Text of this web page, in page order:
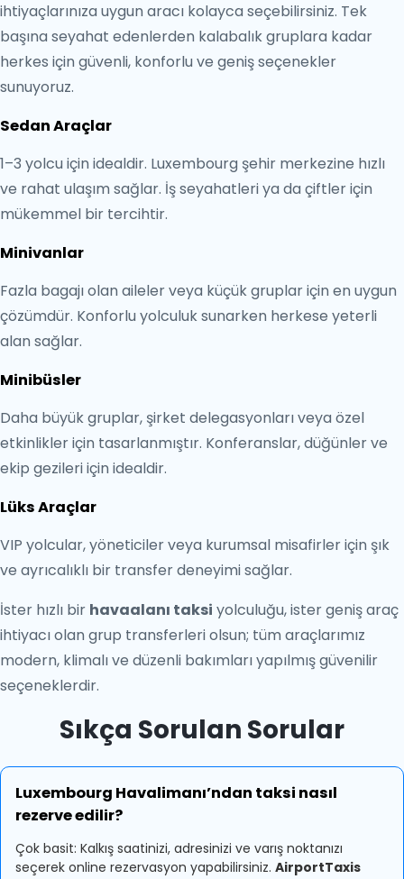
ihtiyaçlarınıza uygun aracı kolayca seçebilirsiniz. Tek
başına seyahat edenlerden kalabalık gruplara kadar
herkes için güvenli, konforlu ve geniş seçenekler
sunuyoruz.
Sedan Araçlar
1–3 yolcu için idealdir. Luxembourg şehir merkezine hızlı
ve rahat ulaşım sağlar. İş seyahatleri ya da çiftler için
mükemmel bir tercihtir.
Minivanlar
Fazla bagajı olan aileler veya küçük gruplar için en uygun
çözümdür. Konforlu yolculuk sunarken herkese yeterli
alan sağlar.
Minibüsler
Daha büyük gruplar, şirket delegasyonları veya özel
etkinlikler için tasarlanmıştır. Konferanslar, düğünler ve
ekip gezileri için idealdir.
Lüks Araçlar
VIP yolcular, yöneticiler veya kurumsal misafirler için şık
ve ayrıcalıklı bir transfer deneyimi sağlar.
İster hızlı bir havaalanı taksi yolculuğu, ister geniş araç
ihtiyacı olan grup transferleri olsun; tüm araçlarımız
modern, klimalı ve düzenli bakımları yapılmış güvenilir
seçeneklerdir.
Sıkça Sorulan Sorular
Luxembourg Havalimanı’ndan taksi nasıl
rezerve edilir?
Çok basit: Kalkış saatinizi, adresinizi ve varış noktanızı
seçerek online rezervasyon yapabilirsiniz. AirportTaxis